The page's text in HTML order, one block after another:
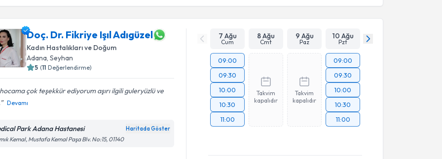
Doç. Dr. Fikriye Işıl Adıgüzel
Kadın Hastalıkları ve Doğum
Adana ,Seyhan
5 (11 Değerlendirme)
hocama çok teşekkür ediyorum aşırı ilgili guleryüzlü ve
Devamı
Park Adana Hastanesi Haritada Göster
Kemal, Mustafa Kemal Paşa Blv. No:15, 01140
7 Ağu
Cum
8 Ağu
Cmt
9 Ağu
Paz
10 Ağu
Pzt
09:00
09:30
10:00
10:30
11:00
Takvim
kapalıdır
Takvim
kapalıdır
09:00
09:30
10:00
10:30
11:00